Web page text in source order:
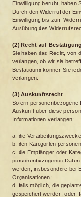
Einwilligung beruht, haben
Durch den Widerruf der
Einwilligung bis zum
Ausübung des
(2) Recht auf Bestätigung
Sie haben das Recht, von
verlangen, ob wir sie
Bestätigung können Sie
verlangen.
(3) Auskunftsrecht
Sofern personenbezogene
Auskunft über diese
Informationen verlangen:
a. die
b. den Kategorien
c. die Empfänger oder
personenbezogenen
werden, insbesondere bei
Organisationen;
d. falls möglich, die
gespeichert werden, oder,